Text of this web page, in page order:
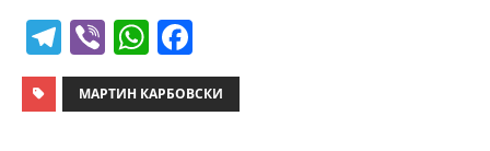
T
el
e
Vi
b
er
W
h
at
a
c
МАРТИН КАРБОВСКИ